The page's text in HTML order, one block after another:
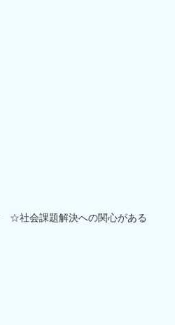
☆社会課題解決への関心がある